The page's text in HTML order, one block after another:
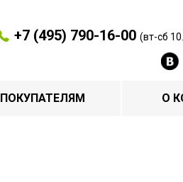
+7 (495) 790-16-00 (вт-сб
ПОКУПАТЕЛЯМ О